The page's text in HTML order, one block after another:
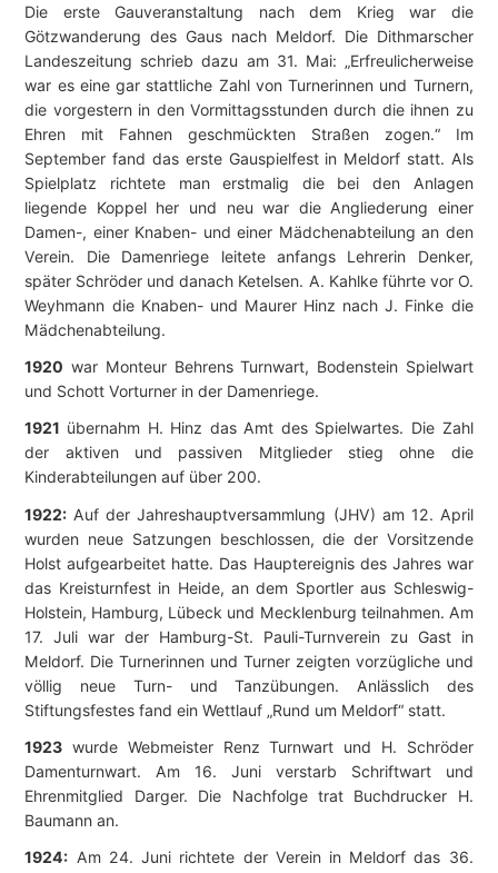
Die erste Gauveranstaltung nach dem Krieg war die
Götzwanderung des Gaus nach Meldorf. Die Dithmarscher
Landeszeitung schrieb dazu am 31. Mai: „Erfreulicherweise
war es eine gar stattliche Zahl von Turnerinnen und Turnern,
die vorgestern in den Vormittagsstunden durch die ihnen zu
Ehren mit Fahnen geschmückten Straßen zogen.“ Im
September fand das erste Gauspielfest in Meldorf statt. Als
Spielplatz richtete man erstmalig die bei den Anlagen
liegende Koppel her und neu war die Angliederung einer
Damen-, einer Knaben- und einer Mädchenabteilung an den
Verein. Die Damenriege leitete anfangs Lehrerin Denker,
später Schröder und danach Ketelsen. A. Kahlke führte vor O.
Weyhmann die Knaben- und Maurer Hinz nach J. Finke die
Mädchenabteilung.
1920 war Monteur Behrens Turnwart, Bodenstein Spielwart
und Schott Vorturner in der Damenriege.
1921 übernahm H. Hinz das Amt des Spielwartes. Die Zahl
der aktiven und passiven Mitglieder stieg ohne die
Kinderabteilungen auf über 200.
1922: Auf der Jahreshauptversammlung (JHV) am 12. April
wurden neue Satzungen beschlossen, die der Vorsitzende
Holst aufgearbeitet hatte. Das Hauptereignis des Jahres war
das Kreisturnfest in Heide, an dem Sportler aus Schleswig-
Holstein, Hamburg, Lübeck und Mecklenburg teilnahmen. Am
17. Juli war der Hamburg-St. Pauli-Turnverein zu Gast in
Meldorf. Die Turnerinnen und Turner zeigten vorzügliche und
völlig neue Turn- und Tanzübungen. Anlässlich des
Stiftungsfestes fand ein Wettlauf „Rund um Meldorf“ statt.
1923 wurde Webmeister Renz Turnwart und H. Schröder
Damenturnwart. Am 16. Juni verstarb Schriftwart und
Ehrenmitglied Darger. Die Nachfolge trat Buchdrucker H.
Baumann an.
1924: Am 24. Juni richtete der Verein in Meldorf das 36.